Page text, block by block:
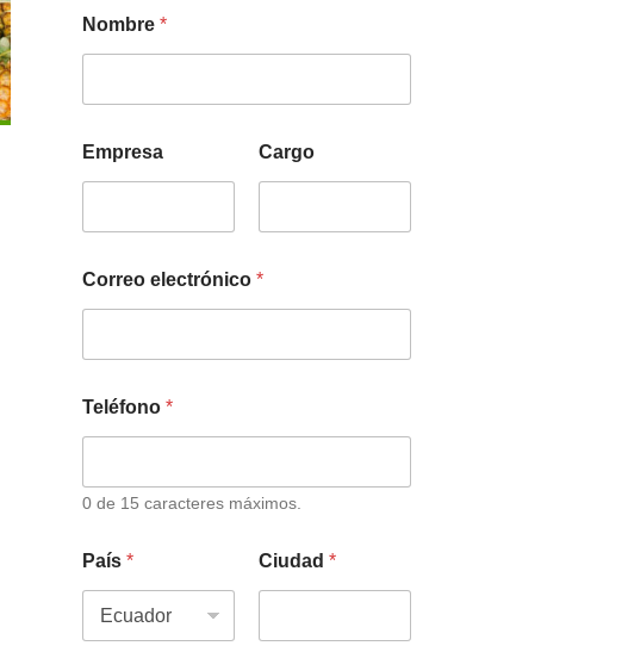
Nombre *
Empresa Cargo
Correo electrónico *
Teléfono *
0 de 15 caracteres máximos.
País * Ciudad *